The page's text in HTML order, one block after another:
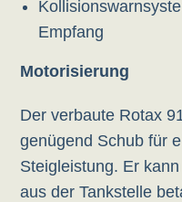
Empfang
Motorisierung
Der verbaute Rotax
genügend Schub für
Steigleistung. Er
aus der Tankstelle